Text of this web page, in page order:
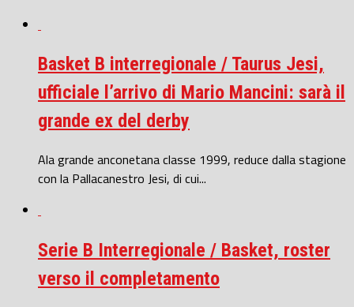
Basket B interregionale / Taurus Jesi,
ufficiale l’arrivo di Mario Mancini: sarà il
grande ex del derby
Ala grande anconetana classe 1999, reduce dalla stagione
con la Pallacanestro Jesi, di cui...
Serie B Interregionale / Basket, roster
verso il completamento